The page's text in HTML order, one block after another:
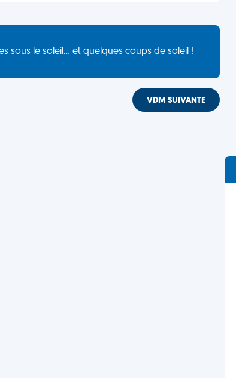
sous le soleil... et quelques coups de soleil !
VDM SUIVANTE